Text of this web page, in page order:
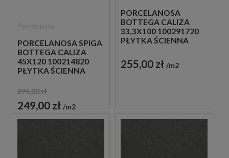
PORCELANOSA SPIGA
BOTTEGA CALIZA
45X120 100214820
PŁYTKA ŚCIENNA
295,00 zł
249,00 zł m2
PORCELANOSA
BOTTEGA CALIZA
33,3X100 100291720
PŁYTKA ŚCIENNA
255,00 zł m2